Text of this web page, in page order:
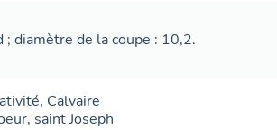
diamètre de la coupe : 10,2.
, Calvaire
, saint Joseph